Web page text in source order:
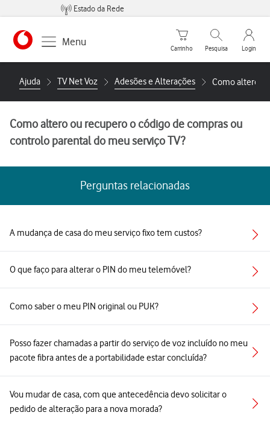
Estado da Rede
https://www.vodafone.pt
Menu
Carrinho de compras
Carrinho
Pesquisar
Pesquisa
My
Login
Ajuda TV Net Voz Adesões e Alterações Como altero
Como altero ou recupero o código de compras ou
controlo parental do meu serviço TV?
Perguntas relacionadas
A mudança de casa do meu serviço fixo tem custos?
O que faço para alterar o PIN do meu telemóvel?
Como saber o meu PIN original ou PUK?
Posso fazer chamadas a partir do serviço de voz incluído no meu
pacote fibra antes de a portabilidade estar concluída?
Vou mudar de casa, com que antecedência devo solicitar o
pedido de alteração para a nova morada?